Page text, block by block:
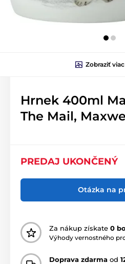
Zobraziť
Hrnek 400ml
The Mail,
PREDAJ UKONČENÝ
Otázka na
Za nákup získate 0
Výhody vernostného
Doprava zdarma od